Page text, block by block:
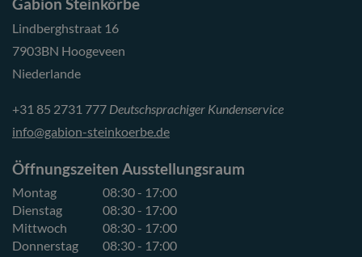
Lindberghstraat 16
7903BN Hoogeveen
Niederlande
+31 85 2731 777 Deutschsprachiger Kundenservice
info@gabion-steinkoerbe.de
Öffnungszeiten Ausstellungsraum
Montag
08:30 - 17:00
Dienstag
08:30 - 17:00
Mittwoch
08:30 - 17:00
Donnerstag
08:30 - 17:00